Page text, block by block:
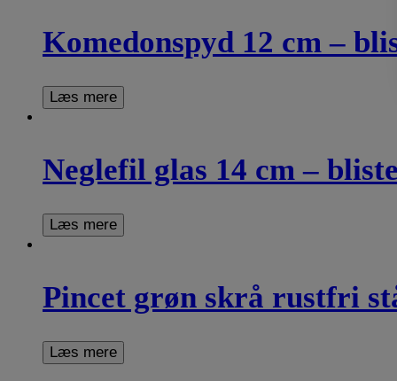
Komedonspyd 12 cm –
Læs mere
Neglefil glas 14 cm –
Læs mere
Pincet grøn skrå rustfri
Læs mere